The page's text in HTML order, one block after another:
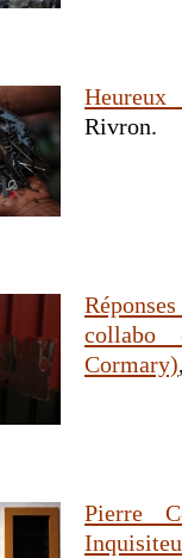
Rivron.
collabo
Cormary)
Pierre